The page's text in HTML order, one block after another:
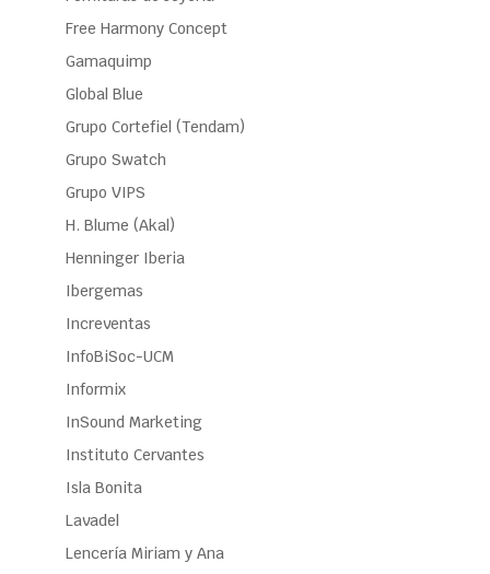
Free Harmony Concept
Gamaquimp
Global Blue
Grupo Cortefiel (Tendam)
Grupo Swatch
Grupo VIPS
H. Blume (Akal)
Henninger Iberia
Ibergemas
Increventas
InfoBiSoc-UCM
Informix
InSound Marketing
Instituto Cervantes
Isla Bonita
Lavadel
Lencería Miriam y Ana